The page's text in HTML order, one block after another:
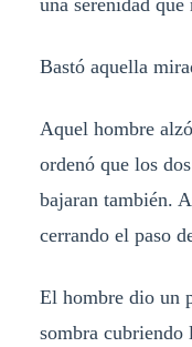
Bastó aquella
Aquel hombre
ordenó que los
bajaran también.
cerrando el paso
El hombre dio un
sombra cubriendo